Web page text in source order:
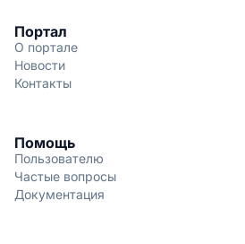
Портал
О портале
Новости
Контакты
Помощь
Пользователю
Частые вопросы
Документация